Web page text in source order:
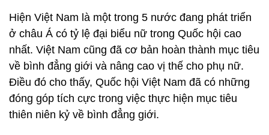
Hiện Việt Nam là một trong 5 nước đang phát triển
ở châu Á có tỷ lệ đại biểu nữ trong Quốc hội cao
nhất. Việt Nam cũng đã cơ bản hoàn thành mục tiêu
về bình đẳng giới và nâng cao vị thế cho phụ nữ.
Điều đó cho thấy, Quốc hội Việt Nam đã có những
đóng góp tích cực trong việc thực hiện mục tiêu
thiên niên kỷ về bình đẳng giới.